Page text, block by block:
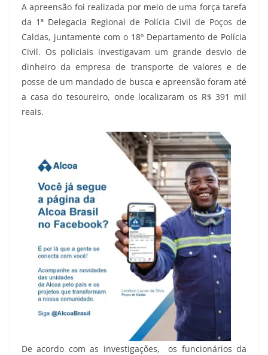
A apreensão foi realizada por meio de uma força tarefa
da 1ª Delegacia Regional de Polícia Civil de Poços de
Caldas, juntamente com o 18º Departamento de Polícia
Civil. Os policiais investigavam um grande desvio de
dinheiro da empresa de transporte de valores e de
posse de um mandado de busca e apreensão foram até
a casa do tesoureiro, onde localizaram os R$ 391 mil
reais.
De acordo com as investigações, os funcionários da